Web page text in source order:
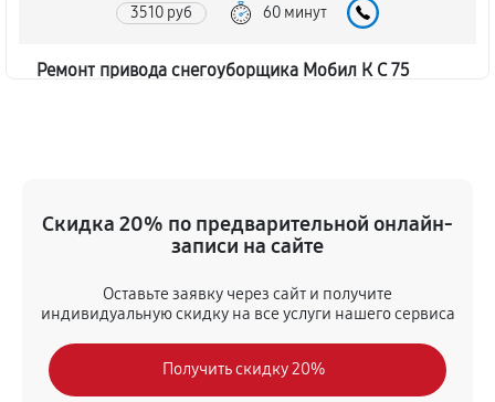
3510 руб 60 минут
Ремонт привода снегоуборщика Мобил К С 75
Замена свечей зажигания
60 минут
Демонтаж-монтаж двигателя
2160 руб 60 минут
Скидка 20% по предварительной онлайн-
записи на сайте
Оставьте заявку через сайт и получите
индивидуальную скидку на все услуги нашего сервиса
Получить скидку 20%